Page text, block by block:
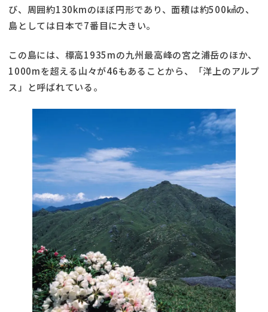
び、周囲約130kmのほぼ円形であり、面積は約500㎢の、
島としては日本で7番目に大きい。
この島には、標高1935mの九州最高峰の宮之浦岳のほか、
1000mを超える山々が46もあることから、「洋上のアルプ
ス」と呼ばれている。